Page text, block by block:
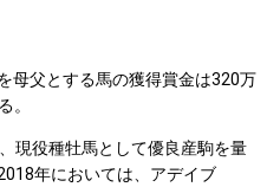
母父とする馬の獲得賞金は320万
。
現役種牡馬として優良産駒を量
年においては、アデイブ